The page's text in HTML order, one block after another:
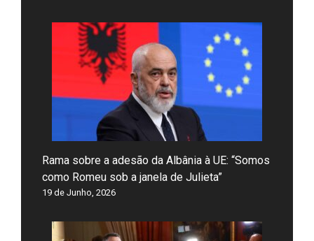
Rama sobre a adesão da Albânia à UE: “Somos
como Romeu sob a janela de Julieta”
19 de Junho, 2026